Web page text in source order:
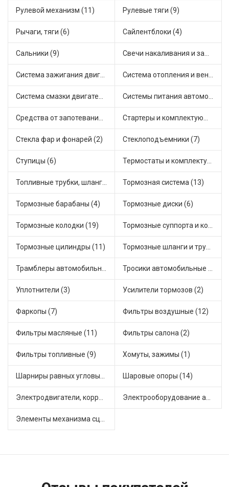
Рулевой механизм (11) Рулевые тяги (9)
Рычаги, тяги (6) Сайлентблоки (4)
Сальники (9) Свечи накаливания и зажигания (15)
Система зажигания двигателя (2) Система отопления и вентиляции (7)
Система смазки двигателя (4) Системы питания автомобиля (2)
Средства от запотевания и размораживатели стекла (2) Стартеры и комплектующие (24)
Стекла фар и фонарей (2) Стеклоподъемники (7)
Ступицы (6) Термостаты и комплектующие системы охлаждения (29)
Топливные трубки, шланги, магистрали и рампы (1) Тормозная система (13)
Тормозные барабаны (4) Тормозные диски (6)
Тормозные колодки (19) Тормозные суппорта и комплектующие (4)
Тормозные цилиндры (11) Тормозные шланги и трубки (13)
Трамблеры автомобильные (7) Тросики автомобильные (25)
Уплотнители (3) Усилители тормозов (2)
Фаркопы (7) Фильтры воздушные (12)
Фильтры масляные (11) Фильтры салона (2)
Фильтры топливные (9) Хомуты, зажимы (1)
Шарниры равных угловых скоростей, приводные валы (19) Шаровые опоры (14)
Электродвигатели, корректоры и приводы автомобильн (15) Электрооборудование автомобилей (9)
Элементы механизма сцепления (35)